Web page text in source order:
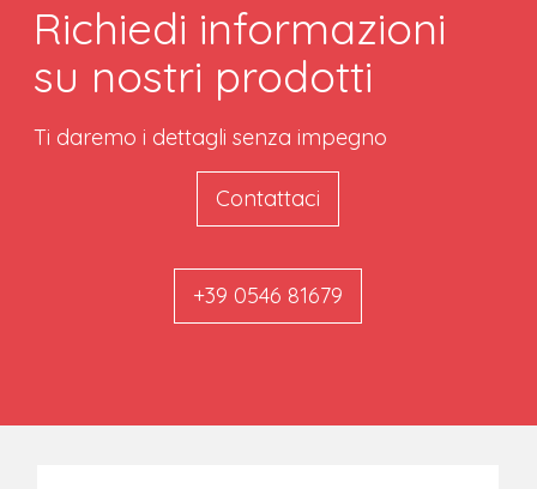
Richiedi informazioni
su nostri prodotti
Ti daremo i dettagli senza impegno
Contattaci
+39 0546 81679